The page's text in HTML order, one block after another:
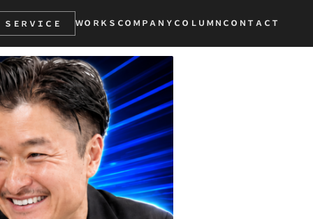
ＳＥＲＶＩＣＥ ＷＯＲＫＳ ＣＯＭＰＡＮＹ ＣＯＬＵＭＮ ＣＯＮＴＡＣＴ